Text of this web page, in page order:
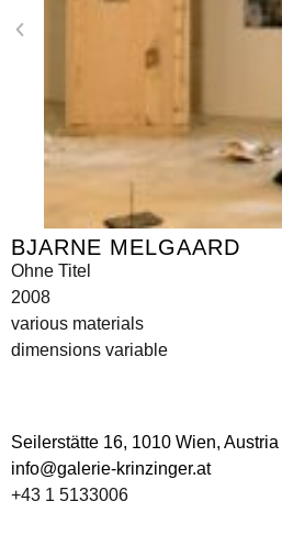
BJARNE MELGAARD
Ohne Titel
2008
various materials
dimensions variable
Seilerstätte 16, 1010 Wien, Austria
info@galerie-krinzinger.at
+43 1 5133006